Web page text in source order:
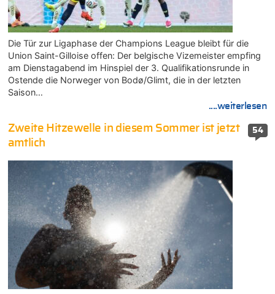
Die Tür zur Ligaphase der Champions League bleibt für die
Union Saint-Gilloise offen: Der belgische Vizemeister empfing
am Dienstagabend im Hinspiel der 3. Qualifikationsrunde in
Ostende die Norweger von Bodø/Glimt, die in der letzten
Saison…
....weiterlesen
54
Zweite Hitzewelle in diesem Sommer ist jetzt
amtlich